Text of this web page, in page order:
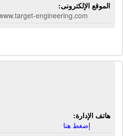
الموقع الإلكترونى:
engineering.com
هاتف الإدارة:
إضغط هنا